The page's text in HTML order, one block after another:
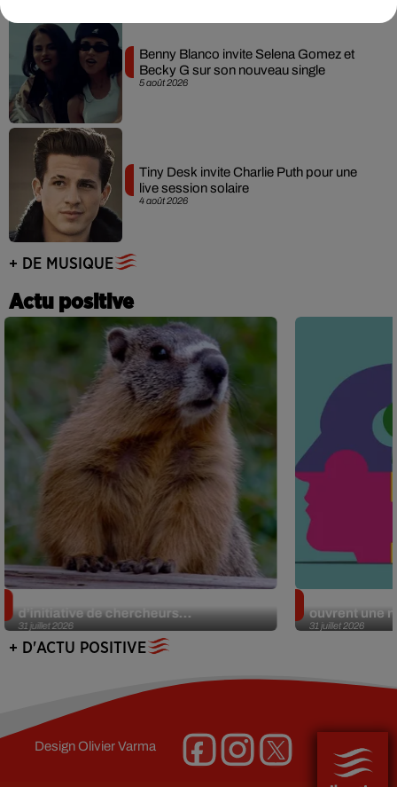
5 août 2026
Benny Blanco invite Selena Gomez et
Becky G sur son nouveau single
4 août 2026
Tiny Desk invite Charlie Puth pour une
live session solaire
+ DE MUSIQUE
Actu positive
31 juillet 2026
d’initiative de chercheurs...
31 juillet 2026
ouvrent une
+ D'ACTU POSITIVE
DesignOlivier Varma